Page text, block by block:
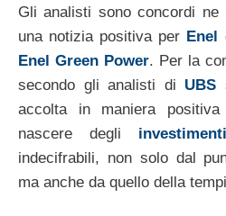
Gli analisti sono concordi
una notizia positiva per Enel
Enel Green Power. Per la
secondo gli analisti di UBS
accolta in maniera
nascere degli investimenti
indecifrabili, non solo dal
ma anche da quello della